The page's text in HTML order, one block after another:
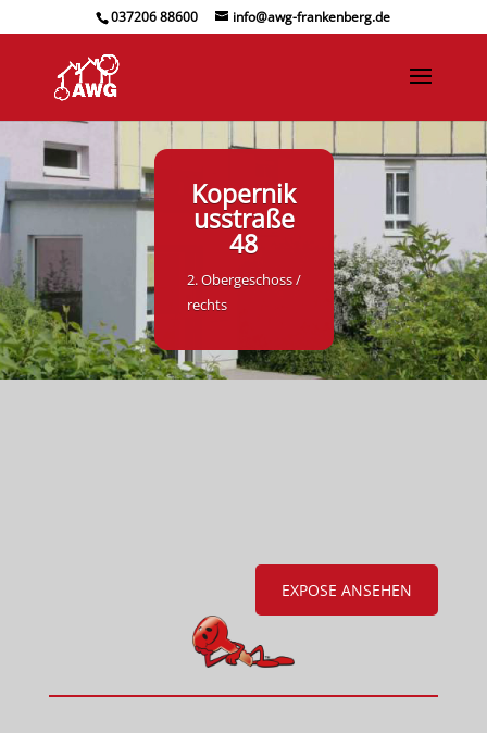
037206 88600 info@awg-frankenberg.de
Kopernik
usstraße
48
2. Obergeschoss /
rechts
EXPOSE ANSEHEN